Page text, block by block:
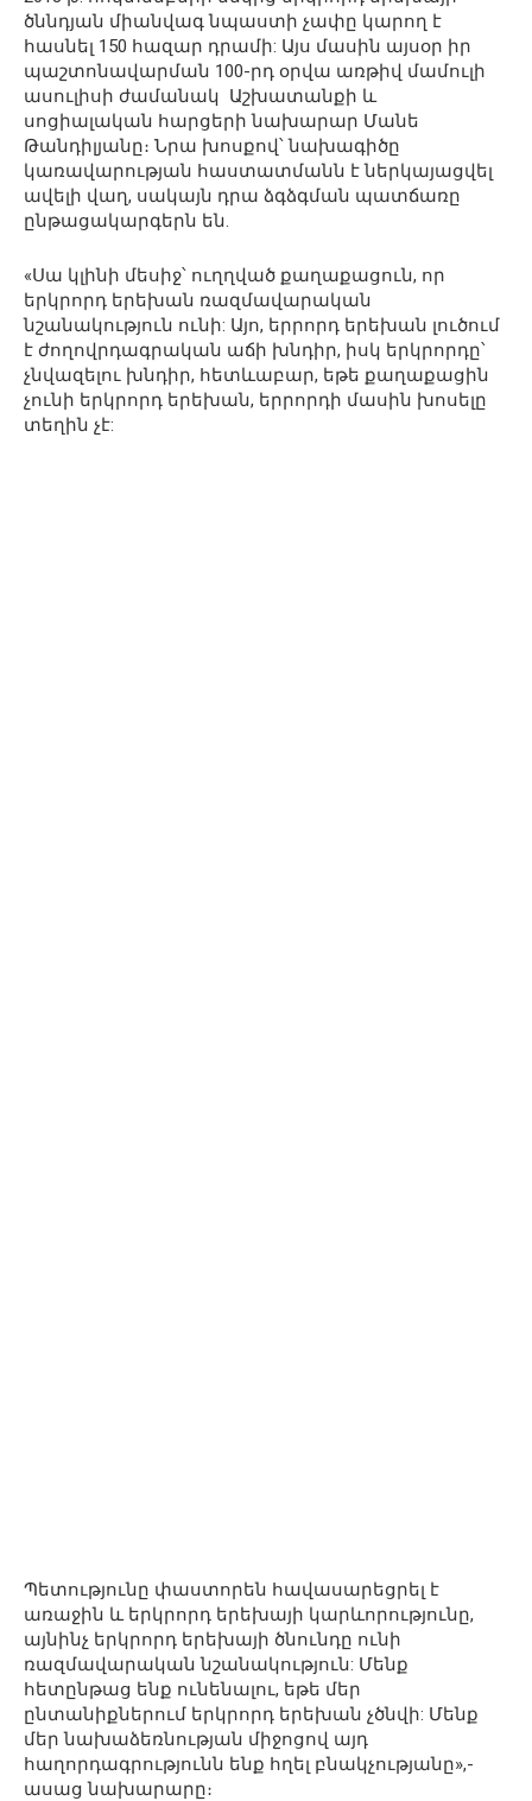
ծննդյան միանվագ նպաստի չափը կարող է
հասնել 150 հազար դրամի: Այս մասին այսօր իր
պաշտոնավարման 100-րդ օրվա առթիվ մամուլի
ասուլիսի ժամանակ Աշխատանքի և
սոցիալական հարցերի նախարար Մանե
Թանդիլյանը։ Նրա խոսքով՝ նախագիծը
կառավարության հաստատմանն է ներկայացվել
ավելի վաղ, սակայն դրա ձգձգման պատճառը
ընթացակարգերն են.
«Սա կլինի մեսիջ՝ ուղղված քաղաքացուն, որ
երկրորդ երեխան ռազմավարական
նշանակություն ունի: Այո, երրորդ երեխան լուծում
է ժողովրդագրական աճի խնդիր, իսկ երկրորդը՝
չնվազելու խնդիր, հետևաբար, եթե քաղաքացին
չունի երկրորդ երեխան, երրորդի մասին խոսելը
տեղին չէ:
Պետությունը փաստորեն հավասարեցրել է
առաջին և երկրորդ երեխայի կարևորությունը,
այնինչ երկրորդ երեխայի ծնունդը ունի
ռազմավարական նշանակություն: Մենք
հետընթաց ենք ունենալու, եթե մեր
ընտանիքներում երկրորդ երեխան չծնվի: Մենք
մեր նախաձեռնության միջոցով այդ
հաղորդագրությունն ենք հղել բնակչությանը»,-
ասաց նախարարը։